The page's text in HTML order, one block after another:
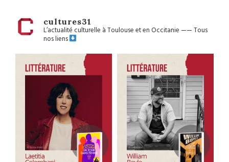
cultures31
L’actualité culturelle à Toulouse et en Occitanie——Tous
nos liens